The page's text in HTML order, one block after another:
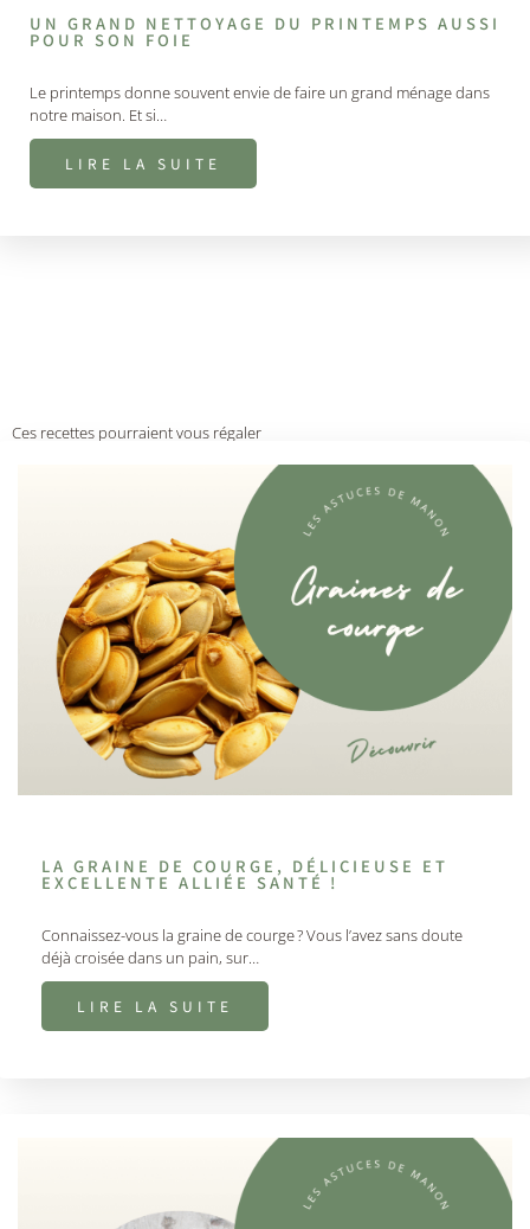
UN GRAND NETTOYAGE DU PRINTEMPS AUSSI
POUR SON FOIE
Le printemps donne souvent envie de faire un grand ménage dans
notre maison. Et si…
LIRE LA SUITE
Ces recettes pourraient vous régaler
LA GRAINE DE COURGE, DÉLICIEUSE ET
EXCELLENTE ALLIÉE SANTÉ !
Connaissez-vous la graine de courge ? Vous l’avez sans doute
déjà croisée dans un pain, sur…
LIRE LA SUITE